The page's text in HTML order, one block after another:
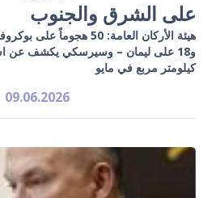
على الشرق والجنوب
كيلومتر مربع في مايو
09.06.2026